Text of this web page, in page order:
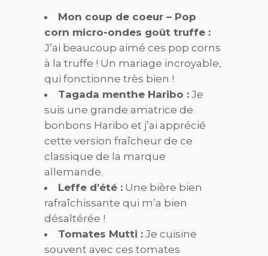
Mon coup de coeur – Pop
corn micro-ondes goût truffe :
J’ai beaucoup aimé ces pop corns
à la truffe ! Un mariage incroyable,
qui fonctionne très bien !
Tagada menthe Haribo : Je
suis une grande amatrice de
bonbons Haribo et j’ai apprécié
cette version fraîcheur de ce
classique de la marque
allemande.
Leffe d’été : Une bière bien
rafraîchissante qui m’a bien
désaltérée !
Tomates Mutti : Je cuisine
souvent avec ces tomates